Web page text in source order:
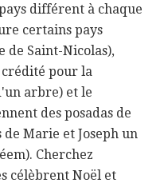
différent à chaque
certains pays
de Saint-Nicolas),
pour la
arbre) et le
des posadas de
Marie et Joseph un
Cherchez
célèbrent Noël et